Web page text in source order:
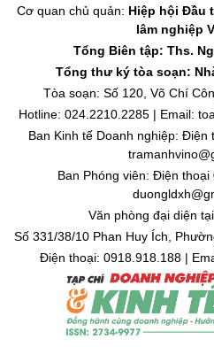
Cơ quan chủ quản: Hiệp hội Đầu
lâm nghiệp
Tổng Biên tập: Ths.
Tổng thư ký tòa soạn:
Tòa soạn: Số 120, Võ Chí
Hotline: 024.2210.2285 | Email:
Ban Kinh tế Doanh nghiệp:
Ban Phóng viên: Điện
Văn phòng đại diện
Số 331/38/10 Phan Huy Ích,
Điện thoại: 0918.918.188 |